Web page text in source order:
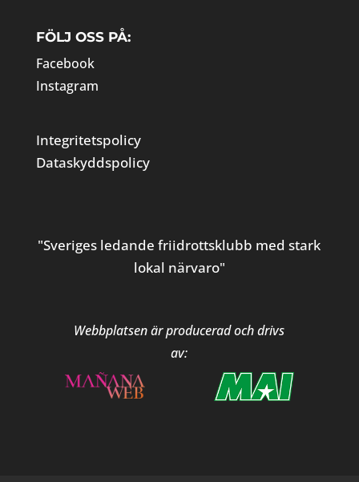
FÖLJ OSS PÅ:
Facebook
Instagram
Integritetspolicy
Dataskyddspolicy
"Sveriges ledande friidrottsklubb med stark
lokal närvaro"
Webbplatsen är producerad och drivs
av: